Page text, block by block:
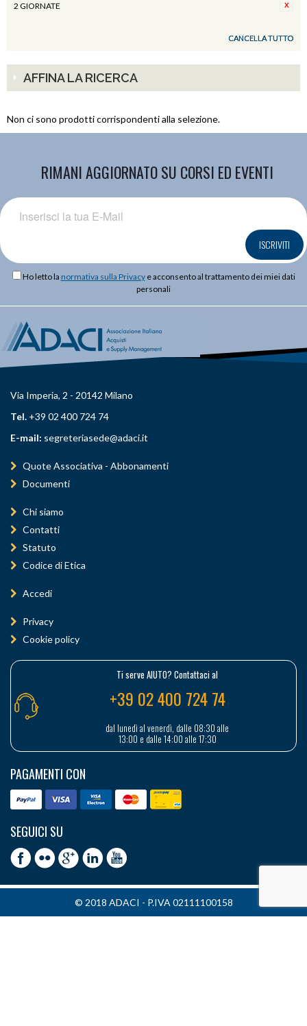
2 GIORNATE
CANCELLA TUTTO
AFFINA LA RICERCA
Non ci sono prodotti corrispondenti alla selezione.
RIMANI AGGIORNATO SU CORSI ED EVENTI
ISCRIVITI
Ho letto la normativa sulla Privacye acconsento al trattamento dei miei dati
personali
Via Imperia, 2 - 20142 Milano
Tel. +39 02 400 724 74
E-mail: segreteriasede@adaci.it
Quote Associativa - Abbonamenti
Documenti
Chi siamo
Contatti
Statuto
Codice di Etica
Accedi
Privacy
Cookie policy
Ti serve AIUTO? Contattaci al
+39 02 400 724 74
dal lunedì al venerdì, dalle 08:30 alle
13:00 e dalle 14:00 alle 17:30
PAGAMENTI CON
SEGUICI SU
© 2018 ADACI - P.IVA 02111100158